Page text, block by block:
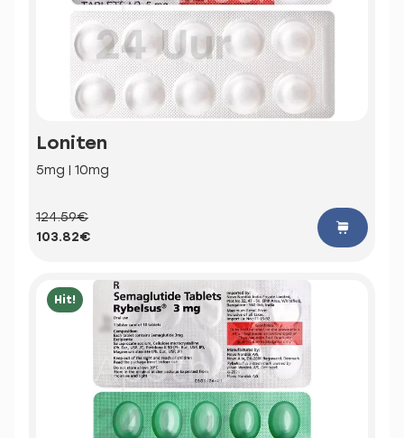
Loniten
5mg | 10mg
124.59€
103.82€
Hit!